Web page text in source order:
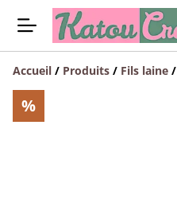
Accueil / Produits / Fils laine /
%